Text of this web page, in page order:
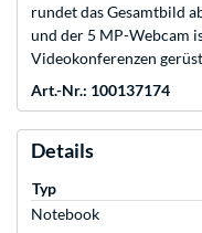
rundet das Gesamtbild
und der 5 MP-Webcam
Videokonferenzen
Art.-Nr.: 100137174
Details
Typ
Notebook